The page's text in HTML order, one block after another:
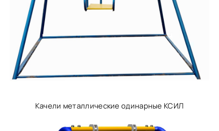
Качели металлические одинарные КСИЛ